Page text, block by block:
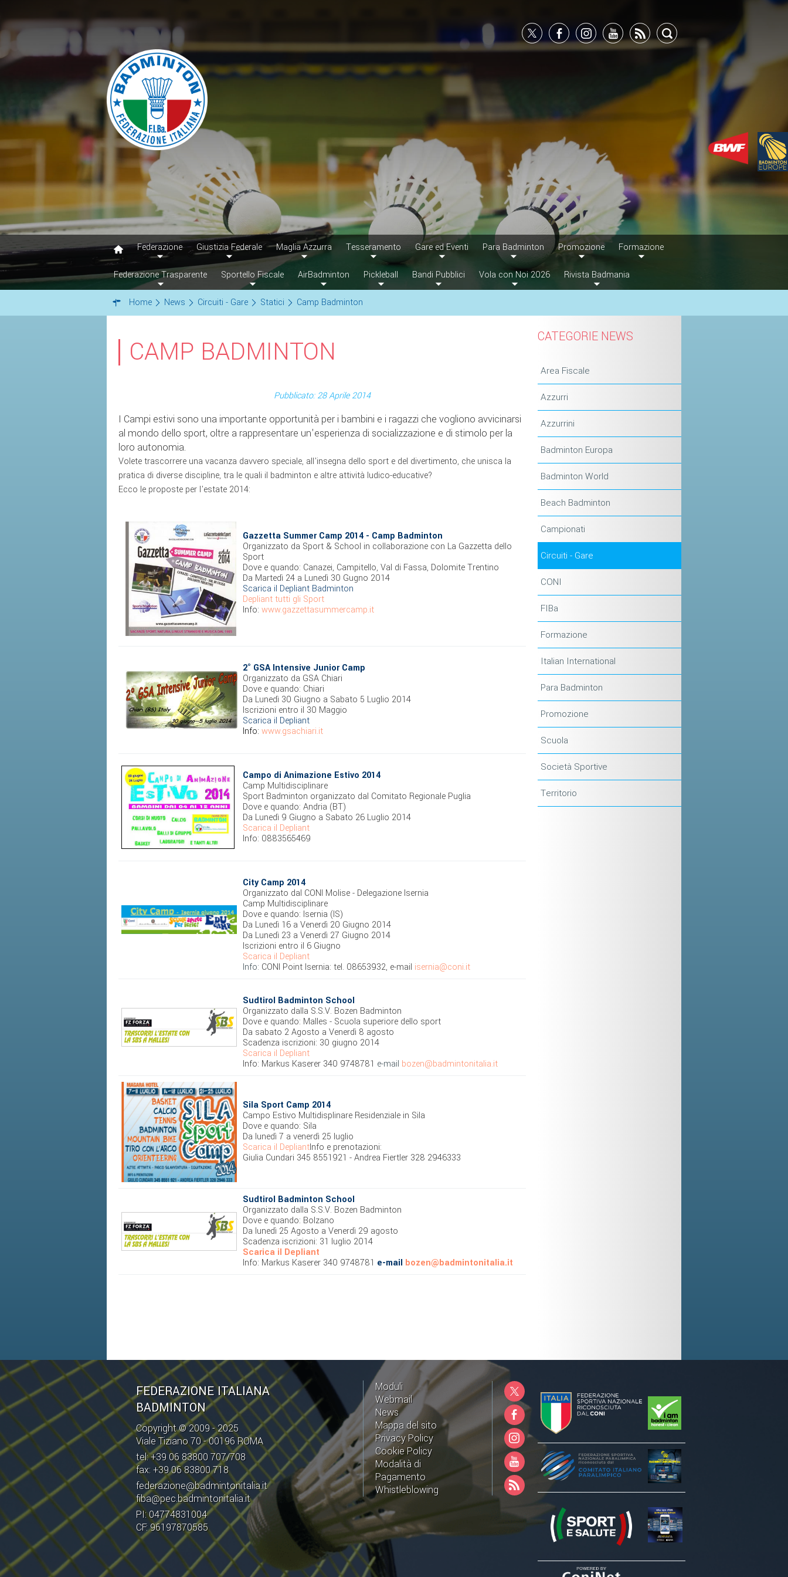
Federazione Giustizia Federale Maglia Azzurra Tesseramento Gare ed Eventi Para Badminton Promozione Formazione
Federazione Trasparente Sportello Fiscale AirBadminton Pickleball Bandi Pubblici Vola con Noi 2026 Rivista Badmania
Home News Circuiti - Gare Statici Camp Badminton
CAMP BADMINTON
Pubblicato: 28 Aprile 2014
I Campi estivi sono una importante opportunità per i bambini e i ragazzi che vogliono avvicinarsi
al mondo dello sport, oltre a rappresentare un'esperienza di socializzazione e di stimolo per la
loro autonomia.
Volete trascorrere una vacanza davvero speciale, all'insegna dello sport e del divertimento, che unisca la
pratica di diverse discipline, tra le quali il badminton e altre attività ludico-educative?
Ecco le proposte per l'estate 2014:
Gazzetta Summer Camp 2014 - Camp Badminton
Organizzato da Sport & School in collaborazione con La Gazzetta dello
Sport
Dove e quando: Canazei, Campitello, Val di Fassa, Dolomite Trentino
Da Martedì 24 a Lunedì 30 Gugno 2014
Scarica il Depliant Badminton
Depliant tutti gli Sport
Info: www.gazzettasummercamp.it
2° GSA Intensive Junior Camp
Organizzato da GSA Chiari
Dove e quando: Chiari
Da Lunedì 30 Giugno a Sabato 5 Luglio 2014
Iscrizioni entro il 30 Maggio
Scarica il Depliant
Info: www.gsachiari.it
Campo di Animazione Estivo 2014
Camp Multidisciplinare
Sport Badminton organizzato dal Comitato Regionale Puglia
Dove e quando: Andria (BT)
Da Lunedì 9 Giugno a Sabato 26 Luglio 2014
Scarica il Depliant
Info: 0883565469
City Camp 2014
Organizzato dal CONI Molise - Delegazione Isernia
Camp Multidisciplinare
Dove e quando: Isernia (IS)
Da Lunedì 16 a Venerdì 20 Giugno 2014
Da Lunedì 23 a Venerdì 27 Giugno 2014
Iscrizioni entro il 6 Giugno
Scarica il Depliant
Info: CONI Point Isernia: tel. 08653932, e-mail isernia@coni.it
Sudtirol Badminton School
Organizzato dalla S.S.V. Bozen Badminton
Dove e quando: Malles - Scuola superiore dello sport
Da sabato 2 Agosto a Venerdì 8 agosto
Scadenza iscrizioni: 30 giugno 2014
Scarica il Depliant
Info: Markus Kaserer 340 9748781 e-mail bozen@badmintonitalia.it
Sila Sport Camp 2014
Campo Estivo Multidisplinare Residenziale in Sila
Dove e quando: Sila
Da lunedì 7 a venerdì 25 luglio
Scarica il DepliantInfo e prenotazioni:
Giulia Cundari 345 8551921 - Andrea Fiertler 328 2946333
Sudtirol Badminton School
Organizzato dalla S.S.V. Bozen Badminton
Dove e quando: Bolzano
Da lunedì 25 Agosto a Venerdì 29 agosto
Scadenza iscrizioni: 31 luglio 2014
Scarica il Depliant
Info: Markus Kaserer 340 9748781 e-mail bozen@badmintonitalia.it
CATEGORIE NEWS
Area Fiscale
Azzurri
Azzurrini
Badminton Europa
Badminton World
Beach Badminton
Campionati
Circuiti - Gare
CONI
FIBa
Formazione
Italian International
Para Badminton
Promozione
Scuola
Società Sportive
Territorio
FEDERAZIONE ITALIANA
BADMINTON
Copyright © 2009 - 2025
Viale Tiziano 70 - 00196 ROMA
tel: +39 06 83800 707/708
fax: +39 06 83800 718
federazione@badmintonitalia.it
fiba@pec.badmintonitalia.it
PI: 04774831004
CF: 96197870585
Moduli
Webmail
News
Mappa del sito
Privacy Policy
Cookie Policy
Modalità di
Pagamento
Whistleblowing